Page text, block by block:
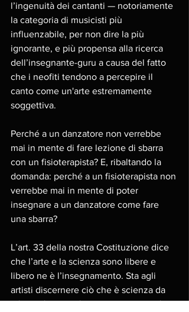
l’ingenuità dei cantanti — notoriamente
la categoria di musicisti più
influenzabile, per non dire la più
ignorante, e più propensa alla ricerca
dell’insegnante-guru a causa del fatto
che i neofiti tendono a percepire il
canto come un'arte estremamente
soggettiva.
Perché a un danzatore non verrebbe
mai in mente di fare lezione di sbarra
con un fisioterapista? E, ribaltando la
domanda: perché a un fisioterapista non
verrebbe mai in mente di poter
insegnare a un danzatore come fare
una sbarra?
L’art. 33 della nostra Costituzione dice
che l’arte e la scienza sono libere e
libero ne è l’insegnamento. Sta agli
artisti discernere ciò che è scienza da
ciò che è arte, ciò che di scientifico è